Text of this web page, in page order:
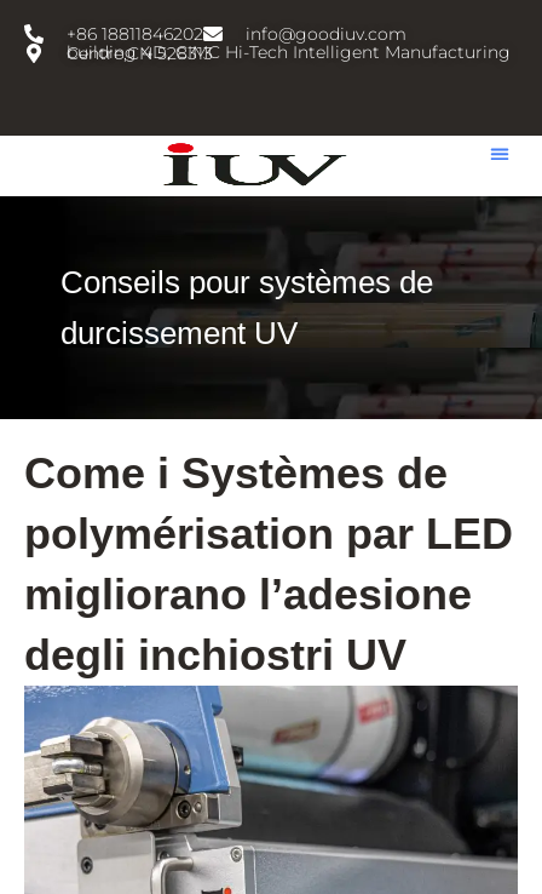
+86 18811846202
info@goodiuv.com
building 4D, CIMC Hi-Tech Intelligent Manufacturing Centre,CN 528313
Conseils pour systèmes de
durcissement UV
Come i Systèmes de
polymérisation par LED
migliorano l’adesione
degli inchiostri UV